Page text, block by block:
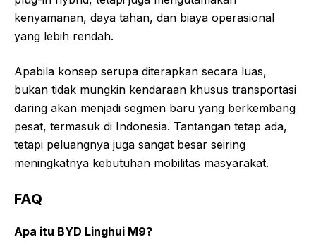
kenyamanan, daya tahan, dan biaya operasional
yang lebih rendah.
Apabila konsep serupa diterapkan secara luas,
bukan tidak mungkin kendaraan khusus transportasi
daring akan menjadi segmen baru yang berkembang
pesat, termasuk di Indonesia. Tantangan tetap ada,
tetapi peluangnya juga sangat besar seiring
meningkatnya kebutuhan mobilitas masyarakat.
FAQ
Apa itu BYD Linghui M9?